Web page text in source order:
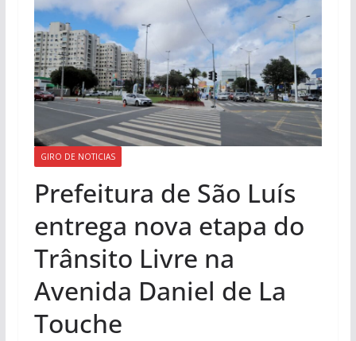
GIRO DE NOTICIAS
Prefeitura de São Luís
entrega nova etapa do
Trânsito Livre na
Avenida Daniel de La
Touche